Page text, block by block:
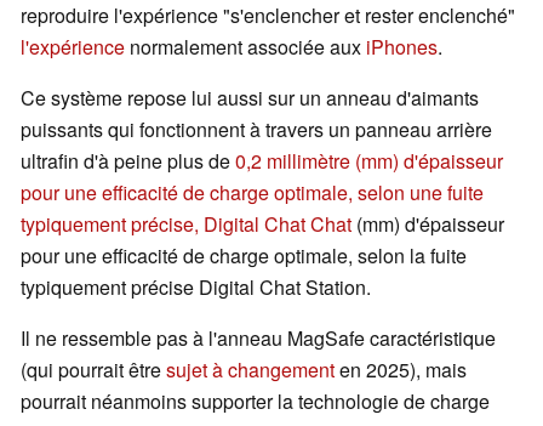
reproduire l'expérience "s'enclencher et rester enclenché"
l'expérience normalement associée aux iPhones.
Ce système repose lui aussi sur un anneau d'aimants
puissants qui fonctionnent à travers un panneau arrière
ultrafin d'à peine plus de0,2 millimètre (mm) d'épaisseur
pour une efficacité de charge optimale, selon une fuite
typiquement précise, Digital Chat Chat (mm) d'épaisseur
pour une efficacité de charge optimale, selon la fuite
typiquement précise Digital Chat Station.
Il ne ressemble pas à l'anneau MagSafe caractéristique
(qui pourrait êtresujet à changementen 2025), mais
pourrait néanmoins supporter la technologie de charge